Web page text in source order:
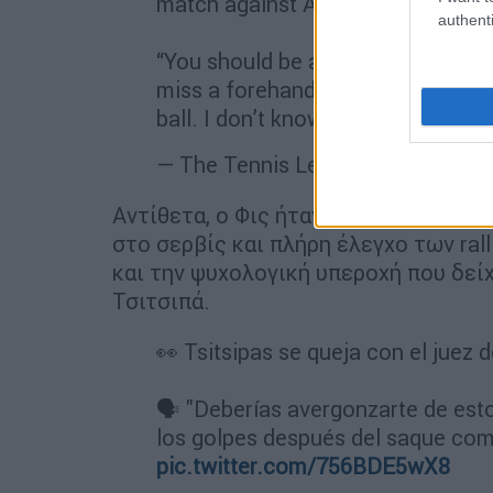
“You should be ashamed of
miss a forehand for 5 hours in a
ball. I don’t know how he…
— The Tennis Letter
Αντίθετα, ο Φις ήταν απόλυτα
στο σερβίς και πλήρη έλεγχο των
και την ψυχολογική υπεροχή που
Τσιτσιπά.
👀 Tsitsipas se queja con el juez
🗣 "Deberías avergonzarte de
los golpes después del saque
pic.twitter.com/756BDE5wX8